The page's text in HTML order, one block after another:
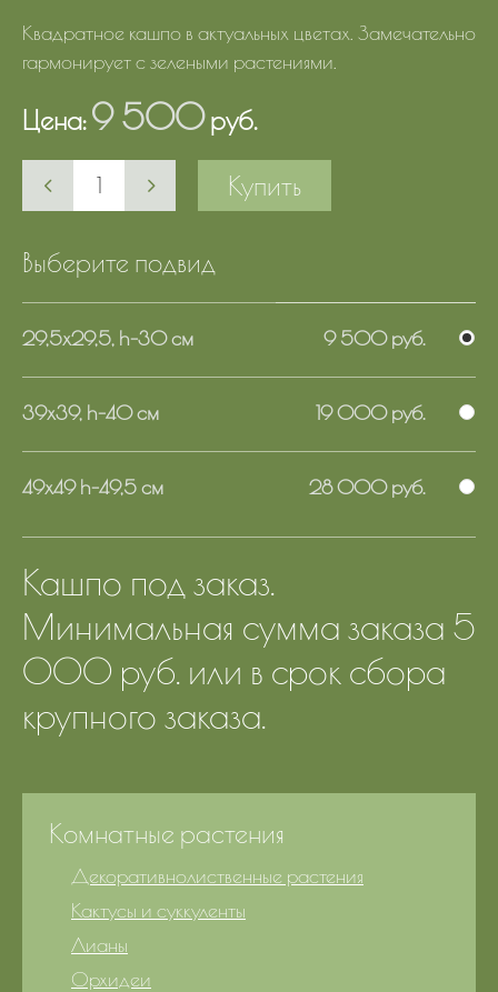
Квадратное кашпо в актуальных цветах. Замечательно
гармонирует с зелеными растениями.
Цена:9 500руб.
Купить
Выберите подвид
29,5х29,5, h-30 см 9 500 руб.
39х39, h-40 см 19 000 руб.
49х49 h-49,5 см 28 000 руб.
Кашпо под заказ.
Минимальная сумма заказа 5
000 руб. или в срок сбора
крупного заказа.
Комнатные растения
Декоративнолиственные растения
Кактусы и суккуленты
Лианы
Орхидеи